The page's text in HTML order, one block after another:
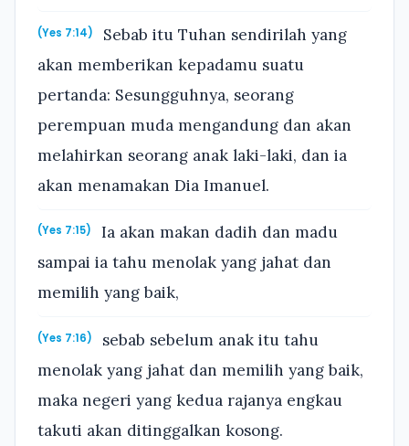
(Yes 7:14)
Sebab itu Tuhan sendirilah yang
akan memberikan kepadamu suatu
pertanda: Sesungguhnya, seorang
perempuan muda mengandung dan akan
melahirkan seorang anak laki-laki, dan ia
akan menamakan Dia Imanuel.
(Yes 7:15)
Ia akan makan dadih dan madu
sampai ia tahu menolak yang jahat dan
memilih yang baik,
(Yes 7:16)
sebab sebelum anak itu tahu
menolak yang jahat dan memilih yang baik,
maka negeri yang kedua rajanya engkau
takuti akan ditinggalkan kosong.